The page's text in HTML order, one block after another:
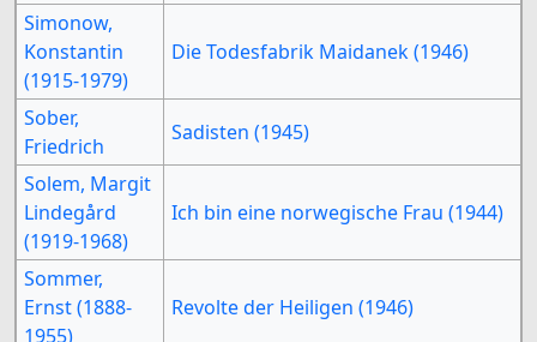
Simonow,
Konstantin
(1915-1979)
Die Todesfabrik Maidanek (1946)
Sober,
Friedrich
Sadisten (1945)
Solem, Margit
Lindegård
(1919-1968)
Ich bin eine norwegische Frau (1944)
Sommer,
Ernst (1888-
1955)
Revolte der Heiligen (1946)